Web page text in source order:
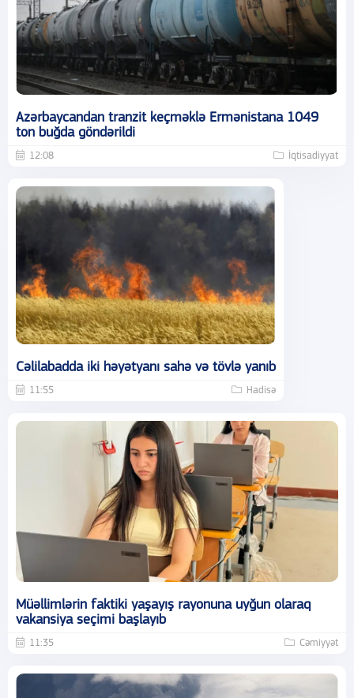
Azərbaycandan tranzit keçməklə Ermənistana 1049
ton buğda göndərildi
12:08 İqtisadiyyat
Cəlilabadda iki həyətyanı sahə və tövlə yanıb
11:55 Hadisə
Müəllimlərin faktiki yaşayış rayonuna uyğun olaraq
vakansiya seçimi başlayıb
11:35 Cəmiyyət